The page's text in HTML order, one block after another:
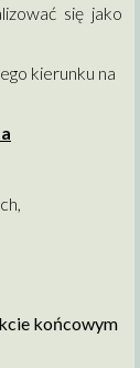
się jako
kierunku na
końcowym